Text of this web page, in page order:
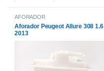
AFORADOR
Aforador Peugeot Allure 308 1.6
2013